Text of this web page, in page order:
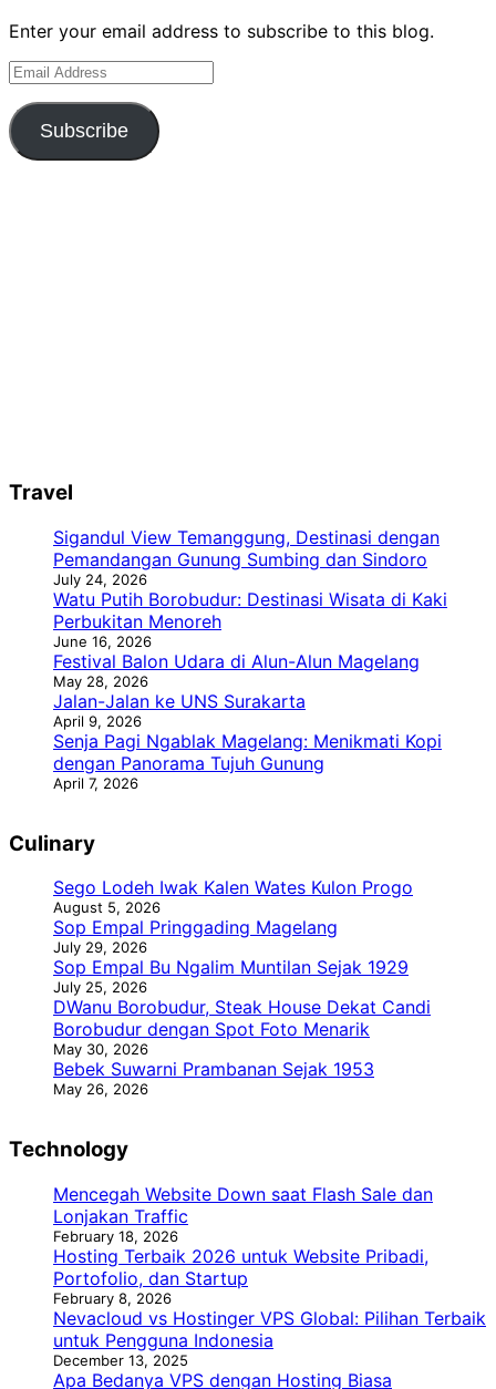
Enter your email address to subscribe to this blog.
Email
Address
Subscribe
Travel
Sigandul View Temanggung, Destinasi dengan
Pemandangan Gunung Sumbing dan Sindoro
July 24, 2026
Watu Putih Borobudur: Destinasi Wisata di Kaki
Perbukitan Menoreh
June 16, 2026
Festival Balon Udara di Alun-Alun Magelang
May 28, 2026
Jalan-Jalan ke UNS Surakarta
April 9, 2026
Senja Pagi Ngablak Magelang: Menikmati Kopi
dengan Panorama Tujuh Gunung
April 7, 2026
Culinary
Sego Lodeh Iwak Kalen Wates Kulon Progo
August 5, 2026
Sop Empal Pringgading Magelang
July 29, 2026
Sop Empal Bu Ngalim Muntilan Sejak 1929
July 25, 2026
DWanu Borobudur, Steak House Dekat Candi
Borobudur dengan Spot Foto Menarik
May 30, 2026
Bebek Suwarni Prambanan Sejak 1953
May 26, 2026
Technology
Mencegah Website Down saat Flash Sale dan
Lonjakan Traffic
February 18, 2026
Hosting Terbaik 2026 untuk Website Pribadi,
Portofolio, dan Startup
February 8, 2026
Nevacloud vs Hostinger VPS Global: Pilihan Terbaik
untuk Pengguna Indonesia
December 13, 2025
Apa Bedanya VPS dengan Hosting Biasa